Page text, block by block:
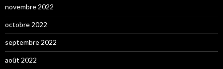
novembre 2022
octobre 2022
septembre 2022
août 2022